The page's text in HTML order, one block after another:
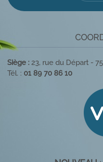
Siège : 23, rue du Départ -
Tél. : 01 89 70 86 10